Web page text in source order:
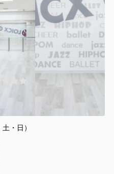
市中区丸の内3-20-9
・日）